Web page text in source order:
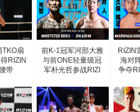
TKO扇
RIZIN
带
前K-1冠军河部大雅
与前ONE轻量级冠
军朴光哲参战RIZI
RIZIN
海对
争夺